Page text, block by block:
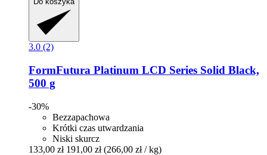
3.0 (2)
FormFutura Platinum LCD Series Solid Black,
500 g
-30%
Bezzapachowa
Krótki czas utwardzania
Niski skurcz
133,00 zł 191,00 zł (266,00 zł / kg)